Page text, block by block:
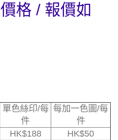
價格 / 報價如
單色絲印/每
件
每加一色圖/每
件
HK$188
HK$50